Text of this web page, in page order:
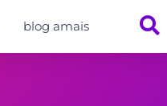
blog amais